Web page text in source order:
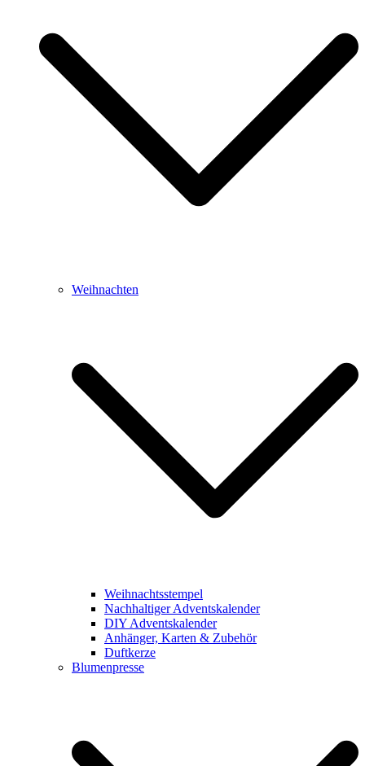
Weihnachten
Weihnachtsstempel
Nachhaltiger Adventskalender
DIY Adventskalender
Anhänger, Karten & Zubehör
Duftkerze
Blumenpresse